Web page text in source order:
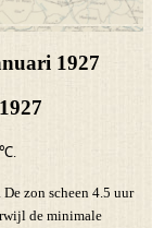
1927
zon scheen 4.5 uur
de minimale